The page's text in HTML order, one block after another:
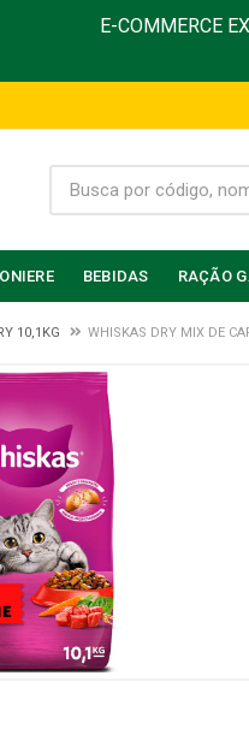
E-COMMERCE
BEBIDAS RAÇÃO
10,1KG WHISKAS DRY MIX DE